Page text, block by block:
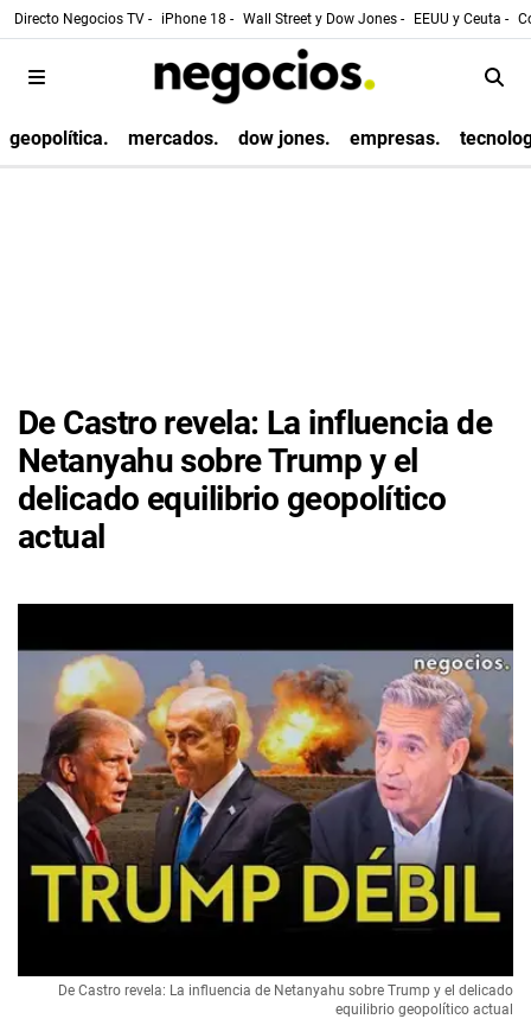
Directo Negocios TV - iPhone 18 - Wall Street y Dow Jones - EEUU y Ceuta -
geopolítica. mercados. dow jones. empresas.
De Castro revela: La influencia de
Netanyahu sobre Trump y el
delicado equilibrio geopolítico
actual
De Castro revela: La influencia de Netanyahu sobre Trump y el delicado
equilibrio geopolítico actual